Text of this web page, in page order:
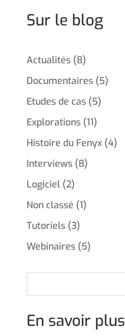
Sur le blog
Actualités(8)
Documentaires(5)
Etudes de cas(5)
Explorations(11)
Histoire du Fenyx(4)
Interviews(8)
Logiciel(2)
Non classé (1)
Tutoriels(3)
Webinaires(5)
En savoir plus